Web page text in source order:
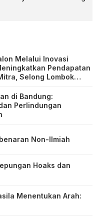
Melalui Inovasi
Pendapatan
Selong Lombok
di Bandung:
Perlindungan
Non-Ilmiah
Hoaks dan
Menentukan Arah: